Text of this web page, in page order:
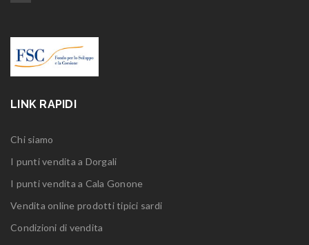
LINK RAPIDI
Chi siamo
I punti vendita a Dorgali
I punti vendita a Cala Gonone
Vendita online prodotti tipici sardi
Condizioni di vendita